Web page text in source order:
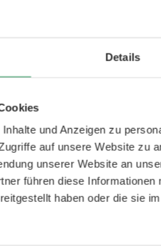
Details
und Anzeigen zu
auf unsere Website zu
unserer Website an
führen diese
haben oder die sie
Stk. - 86g +
- 60 Stk. - 36g
CHF 30.00
- 60 Stk. - 21g +